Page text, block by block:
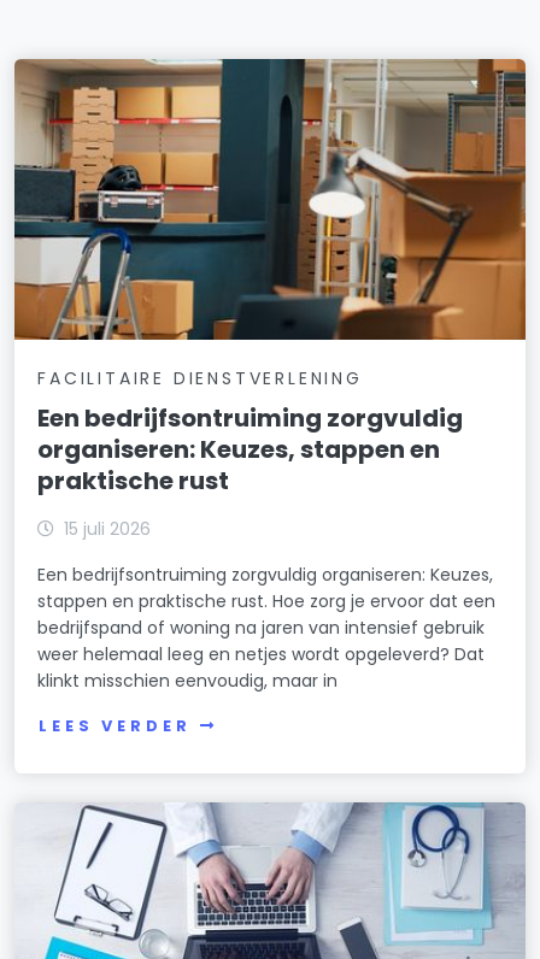
FACILITAIRE DIENSTVERLENING
Een bedrijfsontruiming zorgvuldig
organiseren: Keuzes, stappen en
praktische rust
15 juli 2026
Een bedrijfsontruiming zorgvuldig organiseren: Keuzes,
stappen en praktische rust. Hoe zorg je ervoor dat een
bedrijfspand of woning na jaren van intensief gebruik
weer helemaal leeg en netjes wordt opgeleverd? Dat
klinkt misschien eenvoudig, maar in
LEES VERDER